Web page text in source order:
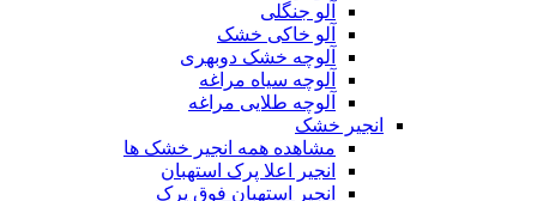
آلو جنگلی
آلو خاکی خشک
آلوچه خشک دوبهری
آلوچه سیاه مراغه
آلوچه طلایی مراغه
انجیر خشک
مشاهده همه انجیر خشک ها
انجیر اعلا پرک استهبان
انجیر استهبان فوق پرک